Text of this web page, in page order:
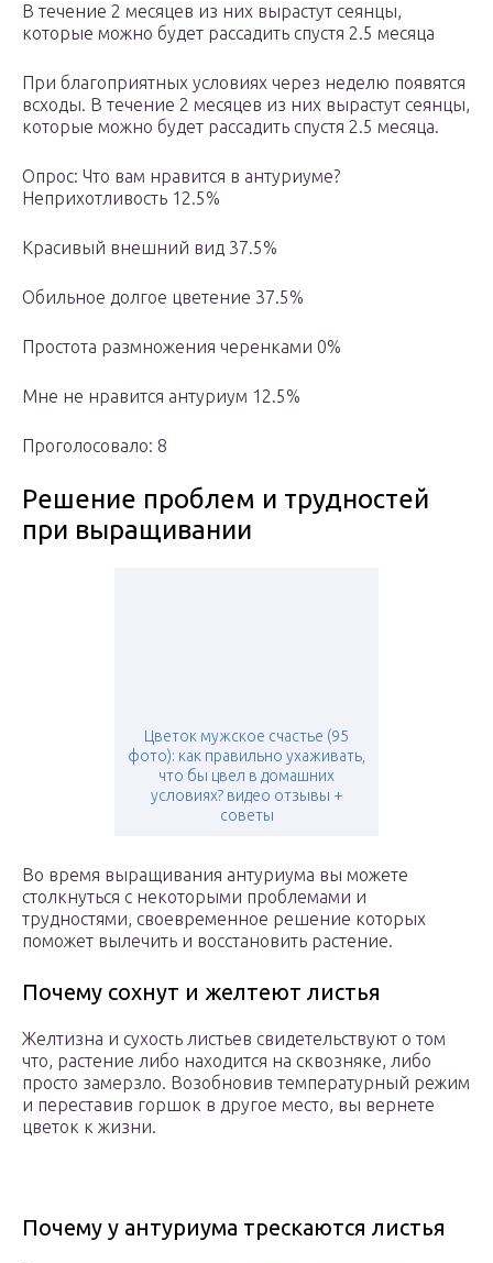
В течение 2 месяцев из них вырастут сеянцы,
которые можно будет рассадить спустя 2.5 месяца
При благоприятных условиях через неделю появятся
всходы. В течение 2 месяцев из них вырастут сеянцы,
которые можно будет рассадить спустя 2.5 месяца.
Опрос: Что вам нравится в антуриуме?
Неприхотливость 12.5%
Красивый внешний вид 37.5%
Обильное долгое цветение 37.5%
Простота размножения черенками 0%
Мне не нравится антуриум 12.5%
Проголосовало: 8
Решение проблем и трудностей
при выращивании
Цветок мужское счастье (95
фото): как правильно ухаживать,
что бы цвел в домашних
условиях? видео отзывы +
советы
Во время выращивания антуриума вы можете
столкнуться с некоторыми проблемами и
трудностями, своевременное решение которых
поможет вылечить и восстановить растение.
Почему сохнут и желтеют листья
Желтизна и сухость листьев свидетельствуют о том
что, растение либо находится на сквозняке, либо
просто замерзло. Возобновив температурный режим
и переставив горшок в другое место, вы вернете
цветок к жизни.
Почему у антуриума трескаются листья